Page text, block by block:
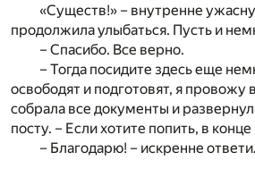
«Существ!» – внутренне
продолжила улыбаться. Пусть и
– Спасибо. Все верно.
– Тогда посидите здесь еще
освободят и подготовят, я провожу
собрала все документы и
посту. – Если хотите попить, в
– Благодарю! – искренне